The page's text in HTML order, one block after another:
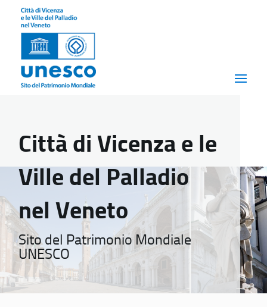
Città di Vicenza e le
Ville del Palladio
nel Veneto
Sito del Patrimonio Mondiale
UNESCO